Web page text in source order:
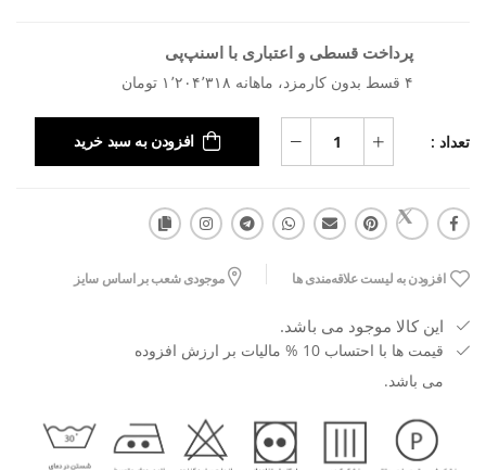
پرداخت قسطی و اعتباری با اسنپ‌پی
۴ قسط بدون کارمزد، ماهانه ۱٬۲۰۴٬۳۱۸ تومان
تعداد : افزودن به سبد خرید
افزودن به لیست علاقه‌مندی ها موجودی شعب بر اساس سایز
این کالا موجود می باشد.
قیمت ها با احتساب 10 % مالیات بر ارزش افزوده
می باشد.